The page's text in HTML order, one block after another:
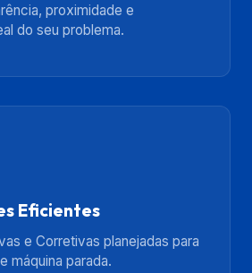
proximidade e
do seu problema.
Eficientes
e Corretivas planejadas para
máquina parada.